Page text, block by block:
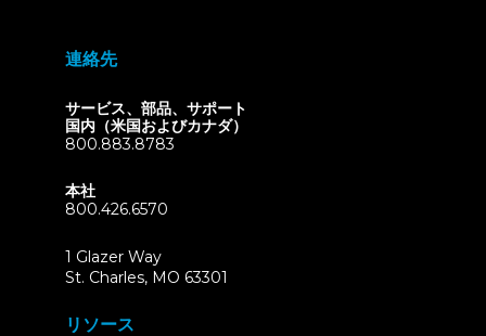
連絡先
サービス、部品、サポート
国内（米国およびカナダ）
800.883.8783
本社
800.426.6570
1 Glazer Way
St. Charles, MO 63301
リソース